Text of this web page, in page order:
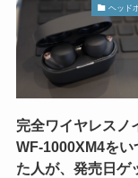
ヘッド
完全ワイヤレスノ
WF-1000XM4をい
た人が、発売日ゲ